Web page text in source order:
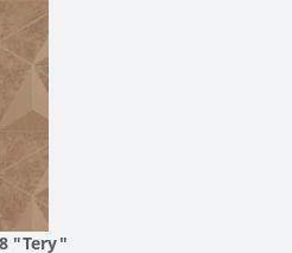
"Tery"